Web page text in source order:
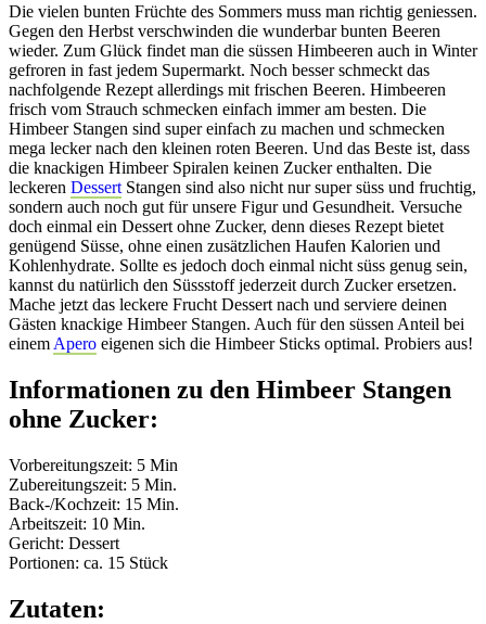
Die vielen bunten Früchte des Sommers muss man richtig geniessen.
Gegen den Herbst verschwinden die wunderbar bunten Beeren
wieder. Zum Glück findet man die süssen Himbeeren auch in Winter
gefroren in fast jedem Supermarkt. Noch besser schmeckt das
nachfolgende Rezept allerdings mit frischen Beeren. Himbeeren
frisch vom Strauch schmecken einfach immer am besten. Die
Himbeer Stangen sind super einfach zu machen und schmecken
mega lecker nach den kleinen roten Beeren. Und das Beste ist, dass
die knackigen Himbeer Spiralen keinen Zucker enthalten. Die
leckeren Dessert Stangen sind also nicht nur super süss und fruchtig,
sondern auch noch gut für unsere Figur und Gesundheit. Versuche
doch einmal ein Dessert ohne Zucker, denn dieses Rezept bietet
genügend Süsse, ohne einen zusätzlichen Haufen Kalorien und
Kohlenhydrate. Sollte es jedoch doch einmal nicht süss genug sein,
kannst du natürlich den Süssstoff jederzeit durch Zucker ersetzen.
Mache jetzt das leckere Frucht Dessert nach und serviere deinen
Gästen knackige Himbeer Stangen. Auch für den süssen Anteil bei
einem Apero eigenen sich die Himbeer Sticks optimal. Probiers aus!
Informationen zu den Himbeer Stangen
ohne Zucker:
Vorbereitungszeit: 5 Min
Zubereitungszeit: 5 Min.
Back-/Kochzeit: 15 Min.
Arbeitszeit: 10 Min.
Gericht: Dessert
Portionen: ca. 15 Stück
Zutaten: